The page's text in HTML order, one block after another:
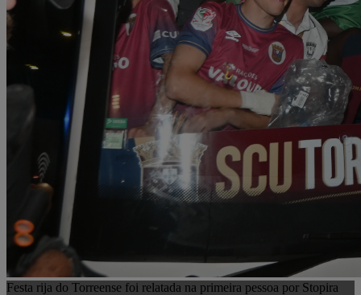
Festa rija do Torreense foi relatada na primeira pessoa por Stopira